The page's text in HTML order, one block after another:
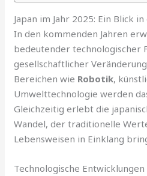
Japan im Jahr 2025: Ein Blick
In den kommenden Jahren
bedeutender technologischer
gesellschaftlicher
Bereichen wie Robotik,
Umwelttechnologie werden
Gleichzeitig erlebt die
Wandel, der traditionelle
Lebensweisen in Einklang
Technologische Entwicklungen